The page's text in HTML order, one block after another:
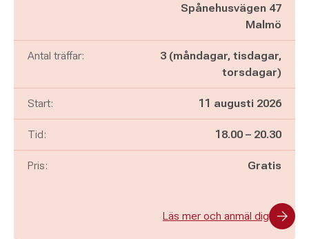
Spånehusvägen 47
Malmö
Antal träffar:
3 (måndagar, tisdagar,
torsdagar)
Start: 11 augusti 2026
Tid: Pågår mellan
18.00 – och
20.30
Pris: Gratis
Läs mer och anmäl dig